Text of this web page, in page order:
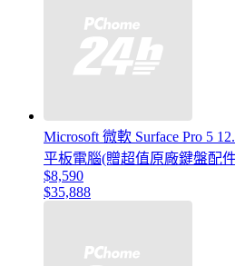
Microsoft 微軟 Surface Pro 5
平板電腦(贈超值原廠鍵盤配
$8,590
$35,888